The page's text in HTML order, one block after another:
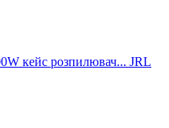
кейс розпилювач... JRL